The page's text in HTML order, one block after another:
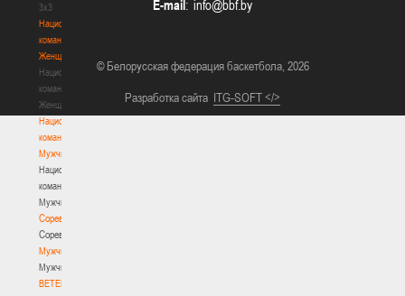
3х3
Национальная
команда.
Женщины
Национальная
команда.
Женщины
Национальная
команда.
Мужчины
Национальная
команда.
Мужчины
Соревнования
Соревнования
Мужчины
Мужчины
BETERA
E-mail :
© Белорусская федерация баскетбола, 2026
Разработка сайта ITG-SOFT </>